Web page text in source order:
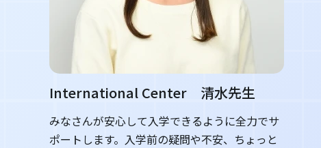
International Center 清水先生
みなさんが安心して入学できるように全力でサ
ポートします。入学前の疑問や不安、ちょっと